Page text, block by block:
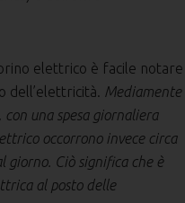
elettrico è facile notare
dell’elettricità. Mediamente
una spesa giornaliera
occorrono invece circa
giorno. Ciò significa che è
al posto delle